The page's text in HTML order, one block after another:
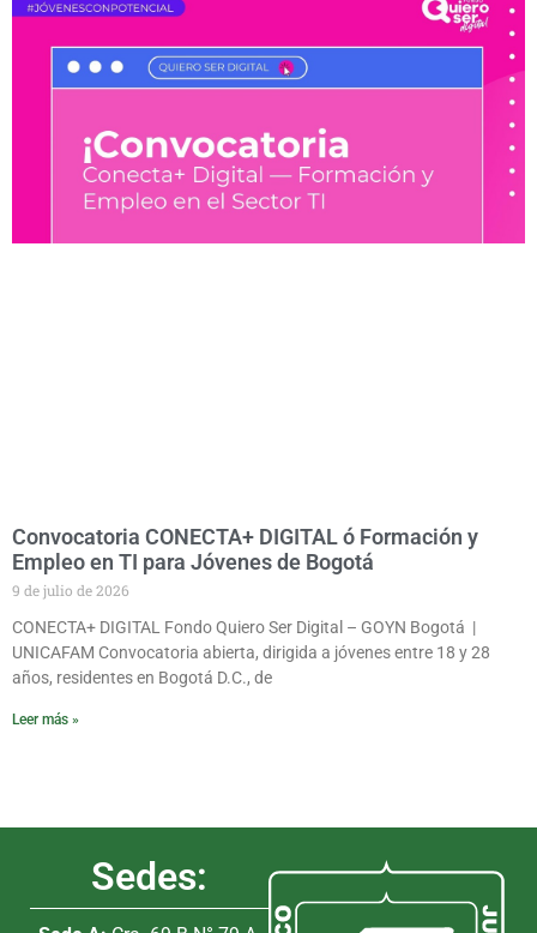
Convocatoria CONECTA+ DIGITAL ó Formación y
Empleo en TI para Jóvenes de Bogotá
9 de julio de 2026
CONECTA+ DIGITAL Fondo Quiero Ser Digital – GOYN Bogotá |
UNICAFAM Convocatoria abierta, dirigida a jóvenes entre 18 y 28
años, residentes en Bogotá D.C., de
Leer más »
Sedes: